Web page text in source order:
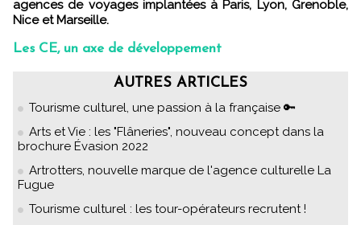
agences de voyages implantées à Paris, Lyon, Grenoble,
Nice et Marseille.
Les CE, un axe de développement
AUTRES ARTICLES
Tourisme culturel, une passion à la française 🔑
Arts et Vie : les "Flâneries", nouveau concept dans la
brochure Évasion 2022
Artrotters, nouvelle marque de l'agence culturelle La
Fugue
Tourisme culturel : les tour-opérateurs recrutent !